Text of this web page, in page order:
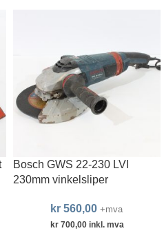
Bosch GWS 22-230 LVI
230mm vinkelsliper
kr560,00 +mva
kr700,00inkl. mva